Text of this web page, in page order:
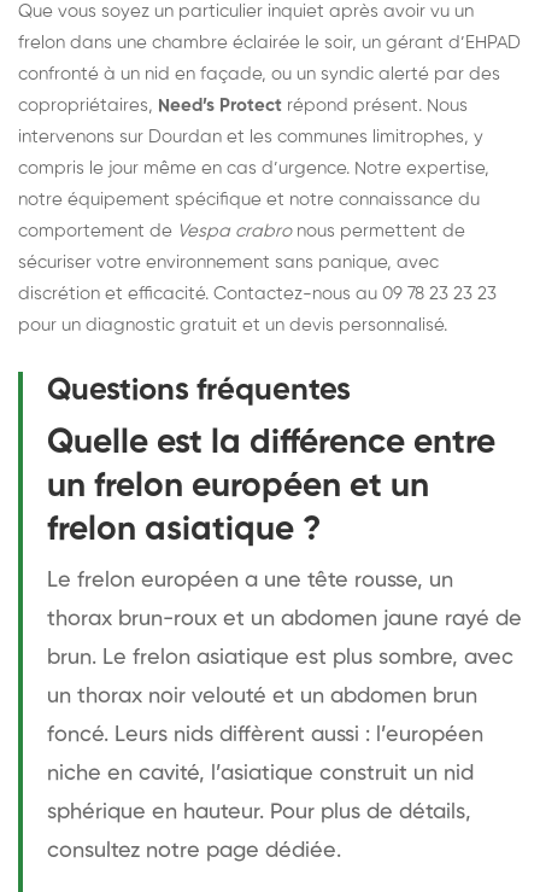
Que vous soyez un particulier inquiet après avoir vu un
frelon dans une chambre éclairée le soir, un gérant d’EHPAD
confronté à un nid en façade, ou un syndic alerté par des
copropriétaires, Need’s Protect répond présent. Nous
intervenons sur Dourdan et les communes limitrophes, y
compris le jour même en cas d’urgence. Notre expertise,
notre équipement spécifique et notre connaissance du
comportement de Vespa crabronous permettent de
sécuriser votre environnement sans panique, avec
discrétion et efficacité. Contactez-nous au 09 78 23 23 23
pour un diagnostic gratuit et un devis personnalisé.
Questions fréquentes
Quelle est la différence entre
un frelon européen et un
frelon asiatique ?
Le frelon européen a une tête rousse, un
thorax brun-roux et un abdomen jaune rayé de
brun. Le frelon asiatique est plus sombre, avec
un thorax noir velouté et un abdomen brun
foncé. Leurs nids diffèrent aussi : l’européen
niche en cavité, l’asiatique construit un nid
sphérique en hauteur. Pour plus de détails,
consultez notre page dédiée.